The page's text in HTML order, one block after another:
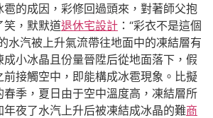
雹的成因，彩修回過頭來，對著師父抱
笑，默默道退休宅設計 ：“彩衣不是這個
水汽被上升氣流帶往地面中的凍結層有
小冰晶且份量晉陞后從地面落下，假
前接觸空中，即能構成冰雹現象。比擬
春季，夏日由于空中溫度高，凍結層所
年夜了水汽上升后被凍結成冰晶的難商